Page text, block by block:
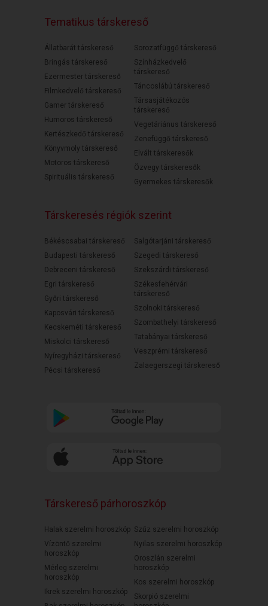
Tematikus társkereső
Állatbarát társkereső
Bringás társkereső
Ezermester társkereső
Filmkedvelő társkereső
Gamer társkereső
Humoros társkereső
Kertészkedő társkereső
Könyvmoly társkereső
Motoros társkereső
Spirituális társkereső
Sorozatfüggő társkereső
Színházkedvelő
társkereső
Táncoslábú társkereső
Társasjátékozós
társkereső
Vegetáriánus társkereső
Zenefüggő társkereső
Elvált társkeresők
Özvegy társkeresők
Gyermekes társkeresők
Társkeresés régiók szerint
Békéscsabai társkereső
Budapesti társkereső
Debreceni társkereső
Egri társkereső
Győri társkereső
Kaposvári társkereső
Kecskeméti társkereső
Miskolci társkereső
Nyíregyházi társkereső
Pécsi társkereső
Salgótarjáni társkereső
Szegedi társkereső
Szekszárdi társkereső
Székesfehérvári
társkereső
Szolnoki társkereső
Szombathelyi társkereső
Tatabányai társkereső
Veszprémi társkereső
Zalaegerszegi társkereső
Társkereső párhoroszkóp
Halak szerelmi horoszkóp
Vízöntő szerelmi
horoszkóp
Mérleg szerelmi
horoszkóp
Ikrek szerelmi horoszkóp
Szűz szerelmi horoszkóp
Nyilas szerelmi horoszkóp
Oroszlán szerelmi
horoszkóp
Kos szerelmi horoszkóp
Skorpió szerelmi